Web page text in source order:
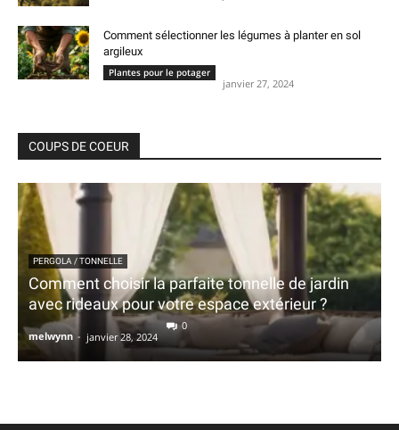
Comment sélectionner les légumes à planter en sol
argileux
Plantes pour le potager
janvier 27, 2024
COUPS DE COEUR
PERGOLA / TONNELLE
Comment choisir la parfaite tonnelle de jardin
avec rideaux pour votre espace extérieur ?
melwynn - janvier 28, 2024
0